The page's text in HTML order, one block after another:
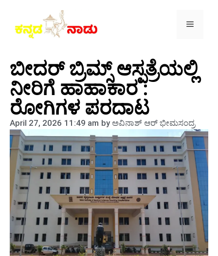
ಬೀದರ್ ಬ್ರಿಮ್ಸ್ ಆಸ್ಪತ್ರೆಯಲ್ಲಿ
ನೀರಿಗೆ ಹಾಹಾಕಾರ :
ರೋಗಿಗಳ ಪರದಾಟ
April 27, 2026 11:49 am byಅವಿನಾಶ್‌ ಆರ್‌ ಭೀಮಸಂದ್ರ